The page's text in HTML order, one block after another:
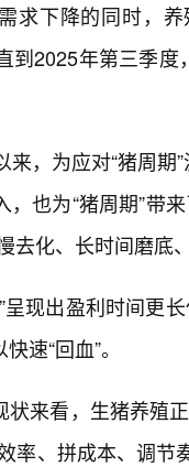
求下降的同时，
到2025年第三季
，为应对“猪周
也为“猪周期”带
去化、长时间磨底
现出盈利时间更
速“回血”。
来看，生猪养殖
率、拼成本、调